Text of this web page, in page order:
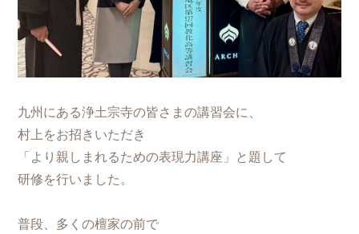
九州にある浄土宗寺の皆さまの講習会に、
村上をお招きいただき
「より親しまれるための表現力講座」と題して
研修を行いました。
普段、多くの檀家の前で